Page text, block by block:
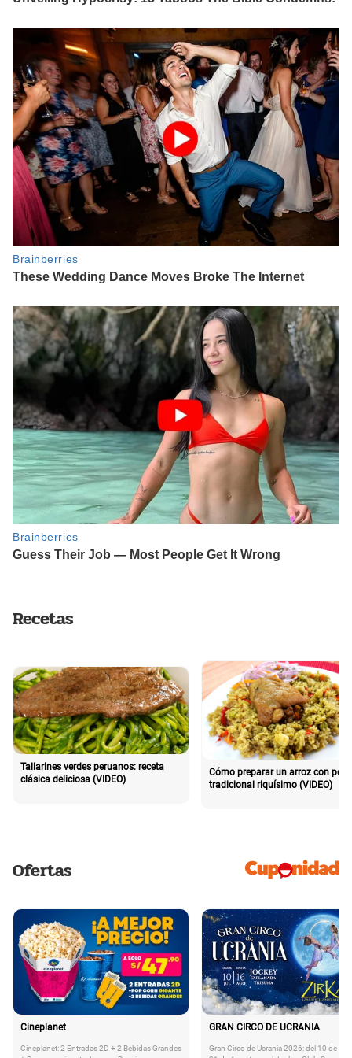
Recetas
Tallarines verdes peruanos: receta
clásica deliciosa (VIDEO)
Cómo preparar un arroz con pollo
tradicional riquísimo (VIDEO)
Ofertas
Cineplanet
Cineplanet: 2 Entradas 2D + 2 Bebidas Grandes
GRAN CIRCO DE UCRANIA
Gran Circo de Ucrania 2026: del 10 de